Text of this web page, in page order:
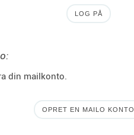
LOG PÅ
din mailkonto.
OPRET EN MAILO KONTO